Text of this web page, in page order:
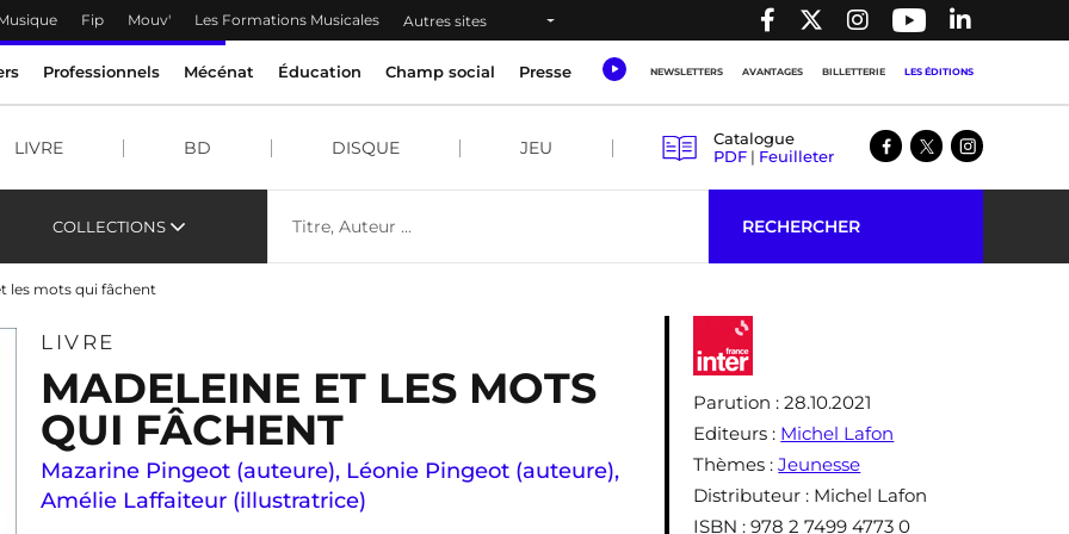
Fip Mouv' Les Formations Musicales Autres sites
Professionnels Mécénat Éducation Champ social Presse NEWSLETTERS AVANTAGES BILLETTERIE LES ÉDITIONS
LIVRE BD DISQUE JEU
Catalogue
PDF | Feuilleter
COLLECTIONS RECHERCHER
les mots qui fâchent
LIVRE
MADELEINE ET LES MOTS
QUI FÂCHENT
Mazarine Pingeot (auteure), Léonie Pingeot (auteure),
Amélie Laffaiteur (illustratrice)
Parution : 28.10.2021
Editeurs : Michel Lafon
Thèmes :Jeunesse
Distributeur : Michel Lafon
ISBN : 978 2 7499 4773 0